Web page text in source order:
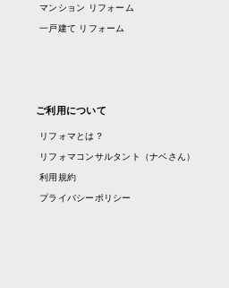
マンション リフォーム
一戸建て リフォーム
ご利用について
リフォマとは？
リフォマコンサルタント（ナベさん）
利用規約
プライバシーポリシー